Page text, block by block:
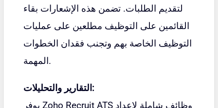
لتقديم الطلبات. تضمن هذه الإشعارات بقاء
القائمين على التوظيف مطلعين على عمليات
التوظيف الخاصة بهم وتجنب فقدان الخطوات
المهمة.
التقارير والتحليلات:
يوفر Zoho Recruit ATS وظائف شاملة لإعداد